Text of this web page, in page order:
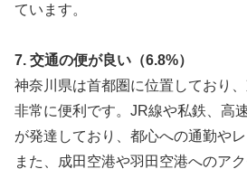
ています。
7. 交通の便が良い（6.8%）
神奈川県は首都圏に位置しており
非常に便利です。JR線や私鉄、高
が発達しており、都心への通勤や
また、成田空港や羽田空港へのアク